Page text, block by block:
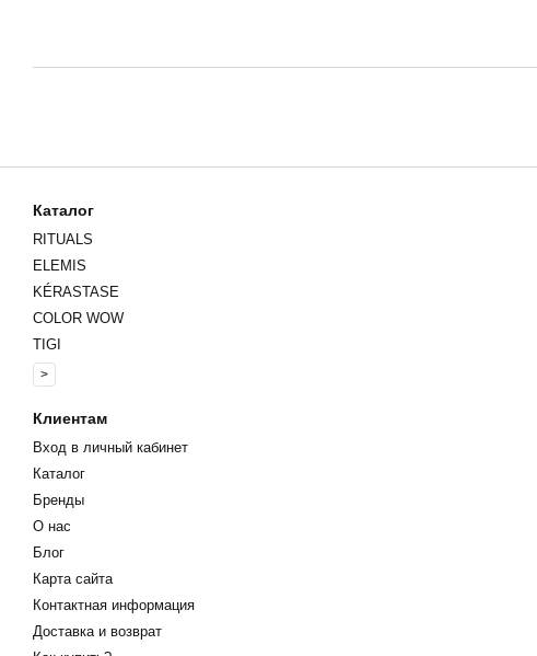
Каталог
RITUALS
ELEMIS
KÉRASTASE
COLOR WOW
TIGI
>
Клиентам
Вход в личный кабинет
Каталог
Бренды
О нас
Блог
Карта сайта
Контактная информация
Доставка и возврат